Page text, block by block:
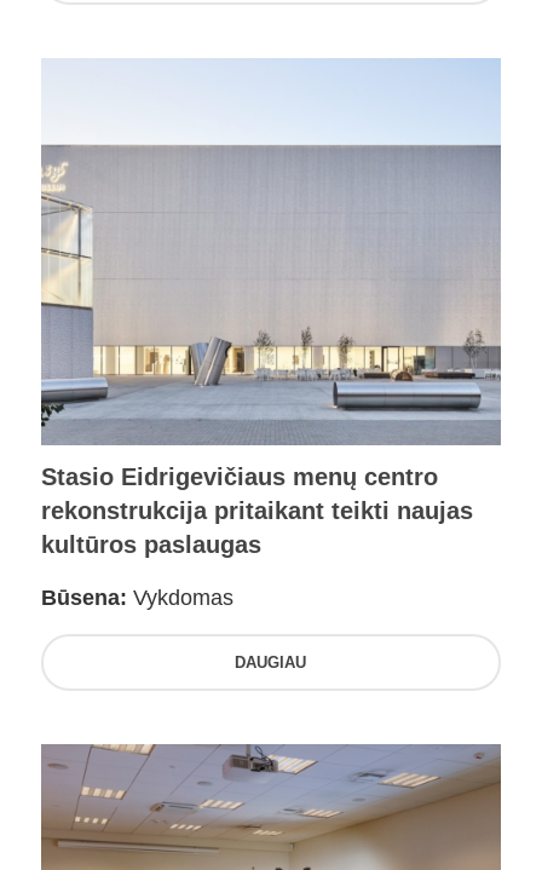
Stasio Eidrigevičiaus menų centro
rekonstrukcija pritaikant teikti naujas
kultūros paslaugas
Būsena: Vykdomas
DAUGIAU